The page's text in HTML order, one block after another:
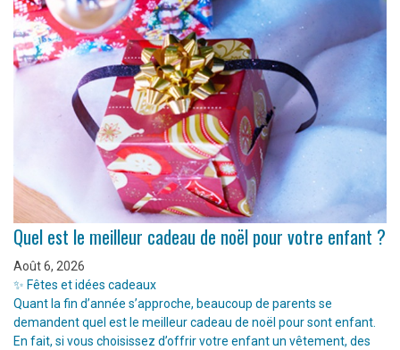
Quel est le meilleur cadeau de noël pour votre enfant ?
Août 6, 2026
✨ Fêtes et idées cadeaux
Quant la fin d’année s’approche, beaucoup de parents se
demandent quel est le meilleur cadeau de noël pour sont enfant.
En fait, si vous choisissez d’offrir votre enfant un vêtement, des